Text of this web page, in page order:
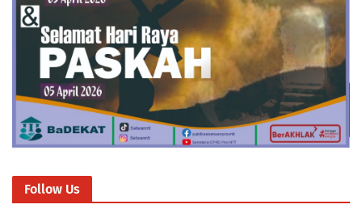
Follow Us